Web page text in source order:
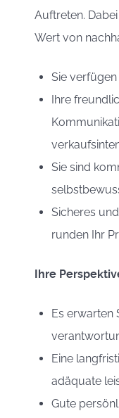
Auftreten.
Wert von
Sie
Ihre
Sie sind
Sicheres
runden Ihr
Ihre
Es erwarten
Eine
adäquate
Gute